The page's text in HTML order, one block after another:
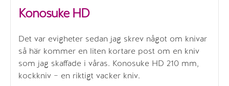
Konosuke HD
Det var evigheter sedan jag skrev något om knivar
så här kommer en liten kortare post om en kniv
som jag skaffade i våras. Konosuke HD 210 mm,
kockkniv – en riktigt vacker kniv.